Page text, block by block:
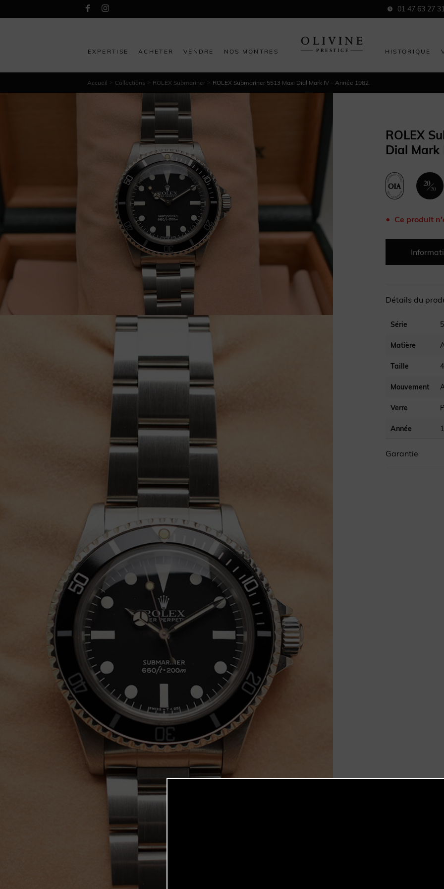
01 47 63 27
EXPERTISE ACHETER VENDRE NOS MONTRES HISTORIQUE
Accueil > Collections > ROLEX Submariner > ROLEX Submariner 5513 Maxi Dial Mark IV – Année 1982.
ROLEX
Dial Mark
Ce produit
Détails du
Série
Matière
Taille
Mouvement
Verre
Année
Référence
Garantie